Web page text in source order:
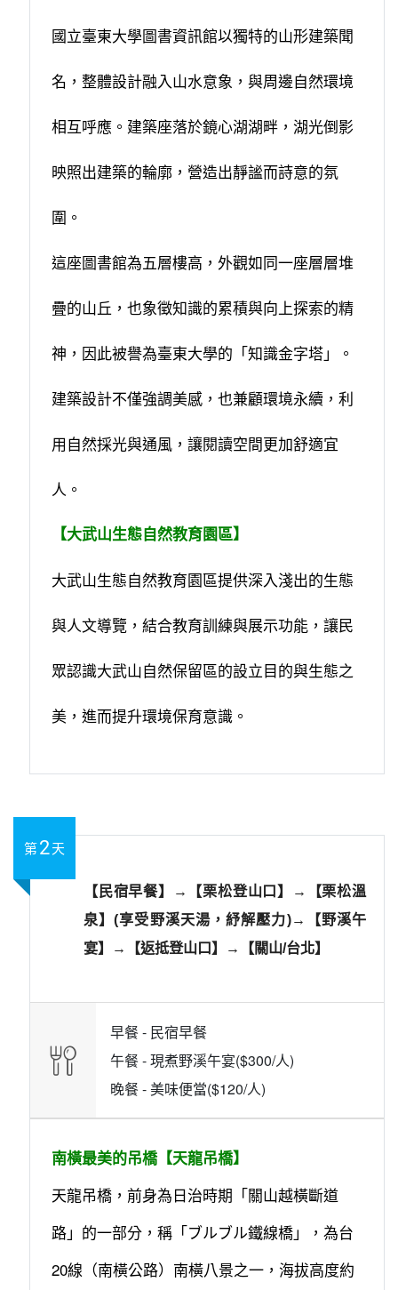
國立臺東大學圖書資訊館以獨特的山形建築聞
名，整體設計融入山水意象，與周邊自然環境
相互呼應。建築座落於鏡心湖湖畔，湖光倒影
映照出建築的輪廓，營造出靜謐而詩意的氛
圍。
這座圖書館為五層樓高，外觀如同一座層層堆
疊的山丘，也象徵知識的累積與向上探索的精
神，因此被譽為臺東大學的「知識金字塔」。
建築設計不僅強調美感，也兼顧環境永續，利
用自然採光與通風，讓閱讀空間更加舒適宜
人。
【大武山生態自然教育園區】
大武山生態自然教育園區提供深入淺出的生態
與人文導覽，結合教育訓練與展示功能，讓民
眾認識大武山自然保留區的設立目的與生態之
美，進而提升環境保育意識。
第2天
【民宿早餐】→【栗松登山口】→【栗松溫
泉】(享受野溪天湯，紓解壓力)→【野溪午
宴】→【返抵登山口】→【關山/台北】
早餐 - 民宿早餐
午餐 -現煮野溪午宴($300/人)
晚餐 -美味便當($120/人)
南橫最美的吊橋【天龍吊橋】
天龍吊橋，前身為日治時期 「關山越橫斷道
路」的一部分，稱「ブルブル鐵線橋」，為台
20線 （南橫公路） 南橫八景之一，海拔高度約